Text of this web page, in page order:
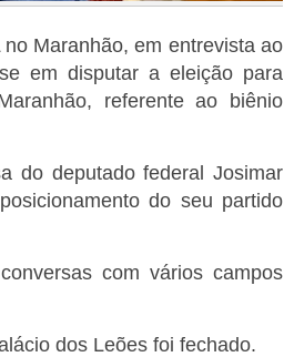
Maranhão, em entrevista ao
em disputar a eleição para
referente ao biênio
do deputado federal Josimar
do seu partido
com vários campos
dos Leões foi fechado.